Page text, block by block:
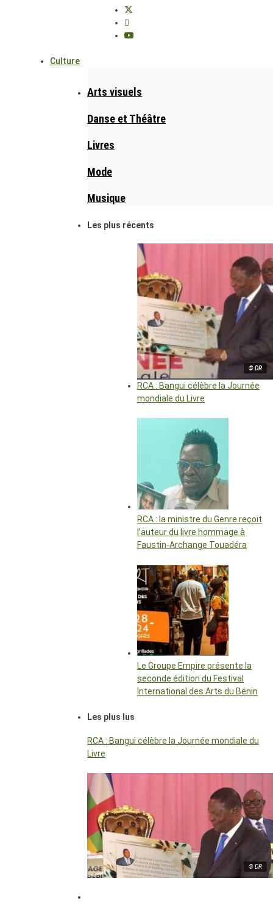
Culture
Arts visuels
Danse et Théâtre
Livres
Mode
Musique
Les plus récents
© DR
RCA : Bangui célèbre la Journée
mondiale du Livre
RCA : la ministre du Genre reçoit
l’auteur du livre hommage à
Faustin-Archange Touadéra
Le Groupe Empire présente la
seconde édition du Festival
International des Arts du Bénin
Les plus lus
RCA : Bangui célèbre la Journée mondiale du
Livre
© DR